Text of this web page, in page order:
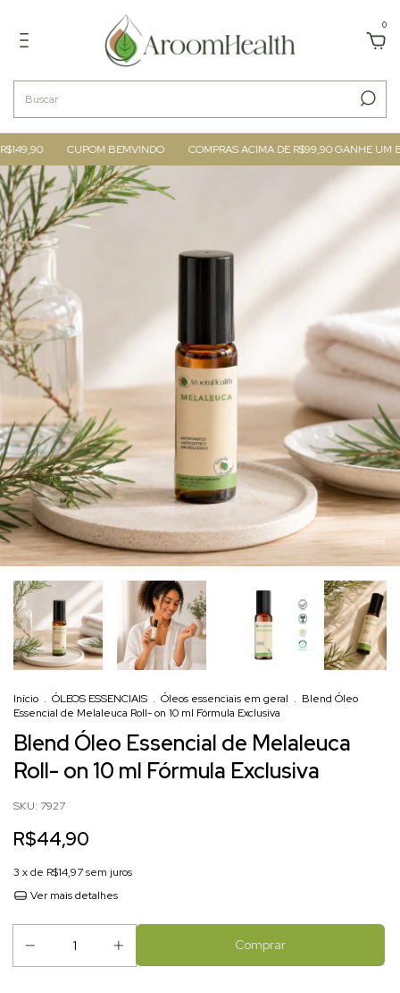
0
CUPOM BEMVINDO COMPRAS ACIMA DE R$99,90 GANHE UM
Início . ÓLEOS ESSENCIAIS . Óleos essenciais em geral . Blend Óleo
Essencial de Melaleuca Roll- on 10 ml Fórmula Exclusiva
Blend Óleo Essencial de Melaleuca
Roll- on 10 ml Fórmula Exclusiva
SKU: 7927
R$44,90
3 x de R$14,97sem juros
Ver mais detalhes